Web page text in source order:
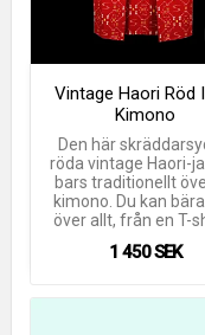
Vintage Haori Röd
Kimono
Den här
röda vintage Haori-
bars traditionellt
kimono. Du kan
över allt, från en T-
1 450 SEK